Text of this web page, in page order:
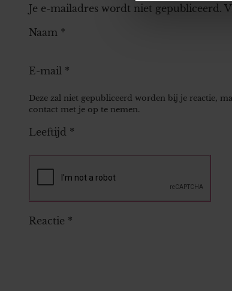
We gebruiken
websiteverkeer te
media, adverteren
verstrekt of die ze
Je e-mailadres wordt niet gepubliceerd.
Naam *
E-mail *
Deze zal niet gepubliceerd worden bij je reactie,
contact met je op te nemen.
Leeftijd *
Reactie *